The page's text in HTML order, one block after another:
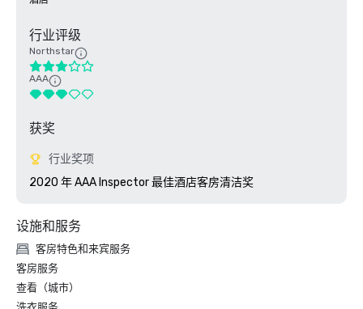
行业评级
Northstar
AAA
获奖
行业奖项
2020 年 AAA Inspector 最佳酒店客房清洁奖
设施和服务
客房特色和来宾服务
客房服务
查看（城市）